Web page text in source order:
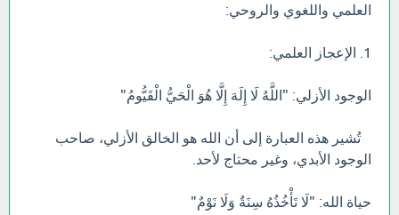
العلمي واللغوي والروحي:
1. الإعجاز العلمي:
الوجود الأزلي: "اللَّهُ لَا إِلَهَ إِلَّا هُوَ الْحَيُّ الْقَيُّومُ"
تُشير هذه العبارة إلى أن الله هو الخالق الأزلي، صاحب
الوجود الأبدي، وغير محتاج لأحد.
حياة الله: "لَا تَأْخُذُهُ سِنَةٌ وَلَا نَوْمٌ"